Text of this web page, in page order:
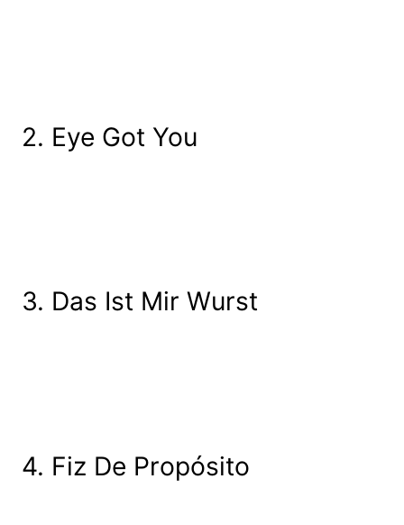
2. Eye Got You
3. Das Ist Mir Wurst
4. Fiz De Propósito